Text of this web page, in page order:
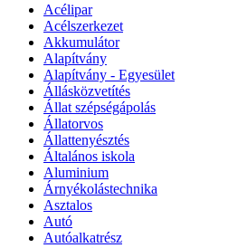
Acélipar
Acélszerkezet
Akkumulátor
Alapítvány
Alapítvány - Egyesület
Állásközvetítés
Állat szépségápolás
Állatorvos
Állattenyésztés
Általános iskola
Aluminium
Árnyékolástechnika
Asztalos
Autó
Autóalkatrész